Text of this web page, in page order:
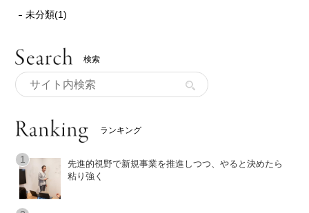
未分類(1)
検索
ランキング
先進的視野で新規事業を推進しつつ、やると決めたら
粘り強く